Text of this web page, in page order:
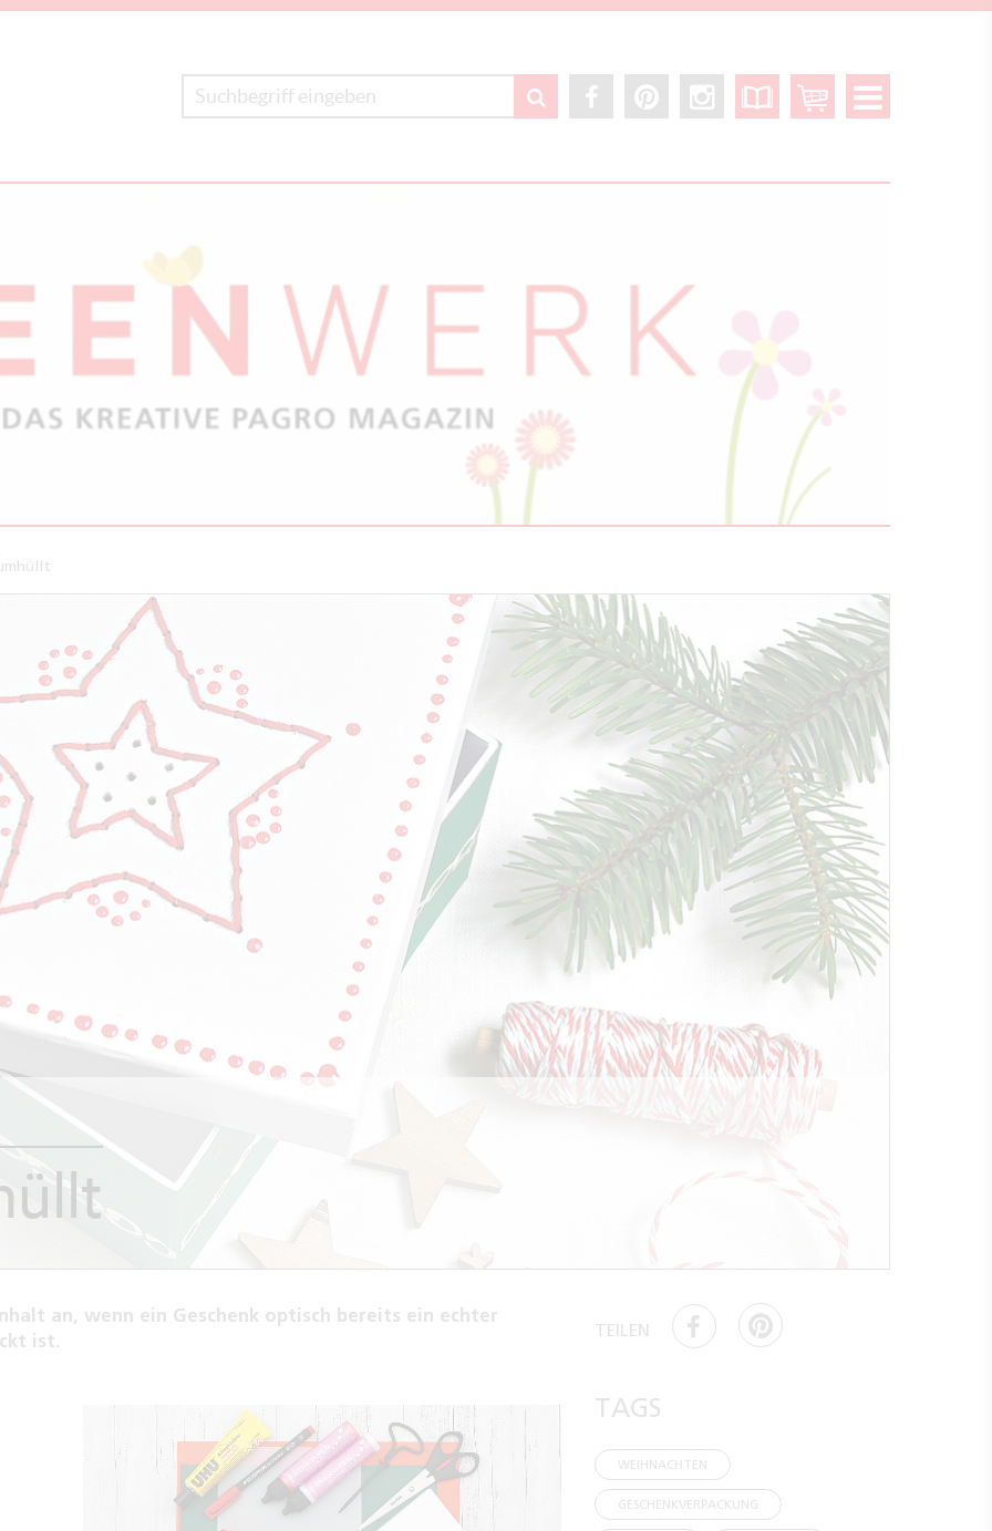
an, wenn ein Geschenk optisch bereits ein echter
ist.
TEILEN
TAGS
WEIHNACHTEN
GESCHENKVERPACKUNG